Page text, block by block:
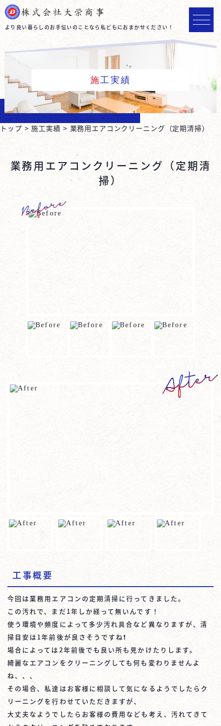
より良い暮らしのお手伝いのことなら私どもにおまかせください！
施工実績
トップ 施工実績 業務用エアコンクリーニング（定期清掃）
業務用エアコンクリーニング（定期清
掃）
工事概要
今回は業務用エアコンの定期清掃に行ってきました。
この汚れで、まだ1年しか経って無いんです！
使う環境や頻度によって多少汚れ具合など異なりますが、清
掃目安は1年前後が良さそうですね❗️
場合によっては2年前後でも良い所も見かけたりします。
綺麗なエアコンをクリーニングしても何も変わりませんよ
ね、、、
その場合、私達はお客様に相談して気になるようでしたらク
リーニングを行わせていただきますが、
大丈夫なようでしたらお客様の費用なども考え、汚れてきて